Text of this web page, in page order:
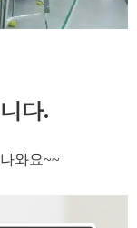
다.
와요~~